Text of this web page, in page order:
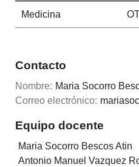
Medicina
Contacto
Nombre: Maria Socorro
Correo electrónico:
Equipo docente
Maria Socorro Bescos Atin
Antonio Manuel Vazquez